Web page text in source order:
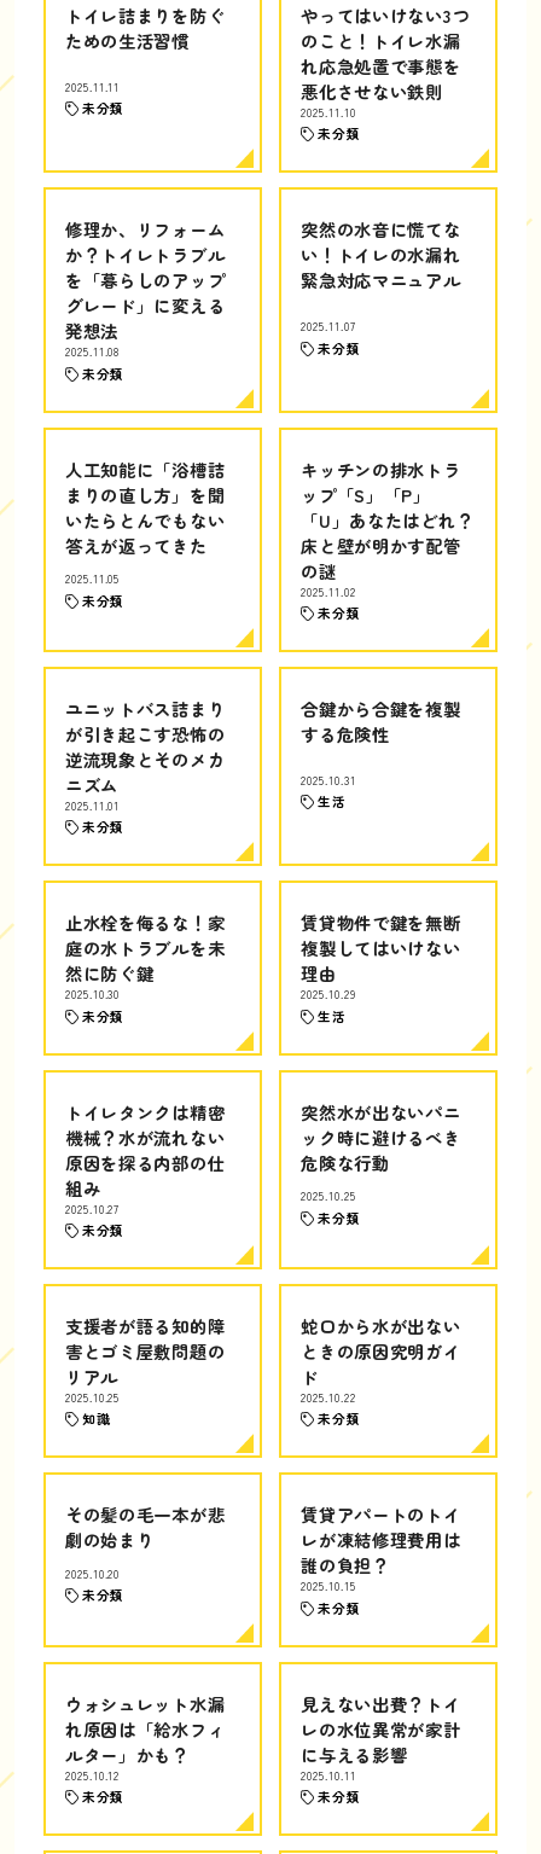
トイレ詰まりを防ぐ
ための生活習慣
2025.11.11
未分類
やってはいけない3つ
のこと！トイレ水漏
れ応急処置で事態を
悪化させない鉄則
2025.11.10
未分類
修理か、リフォーム
か？トイレトラブル
を「暮らしのアップ
グレード」に変える
発想法
2025.11.08
未分類
突然の水音に慌てな
い！トイレの水漏れ
緊急対応マニュアル
2025.11.07
未分類
人工知能に「浴槽詰
まりの直し方」を聞
いたらとんでもない
答えが返ってきた
2025.11.05
未分類
キッチンの排水トラ
ップ「S」「P」
「U」あなたはどれ？
床と壁が明かす配管
の謎
2025.11.02
未分類
ユニットバス詰まり
が引き起こす恐怖の
逆流現象とそのメカ
ニズム
2025.11.01
未分類
合鍵から合鍵を複製
する危険性
2025.10.31
生活
止水栓を侮るな！家
庭の水トラブルを未
然に防ぐ鍵
2025.10.30
未分類
賃貸物件で鍵を無断
複製してはいけない
理由
2025.10.29
生活
トイレタンクは精密
機械？水が流れない
原因を探る内部の仕
組み
2025.10.27
未分類
突然水が出ないパニ
ック時に避けるべき
危険な行動
2025.10.25
未分類
支援者が語る知的障
害とゴミ屋敷問題の
リアル
2025.10.25
知識
蛇口から水が出ない
ときの原因究明ガイ
ド
2025.10.22
未分類
その髪の毛一本が悲
劇の始まり
2025.10.20
未分類
賃貸アパートのトイ
レが凍結修理費用は
誰の負担？
2025.10.15
未分類
ウォシュレット水漏
れ原因は「給水フィ
ルター」かも？
2025.10.12
未分類
見えない出費？トイ
レの水位異常が家計
に与える影響
2025.10.11
未分類